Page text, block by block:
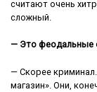
считают очень
сложный.
— Это феодальные
— Скорее
магазин». Они,